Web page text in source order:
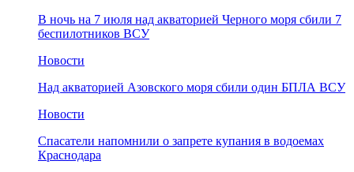
В ночь на 7 июля над акваторией Черного моря сбили 7
беспилотников ВСУ
Новости
Над акваторией Азовского моря сбили один БПЛА ВСУ
Новости
Спасатели напомнили о запрете купания в водоемах
Краснодара